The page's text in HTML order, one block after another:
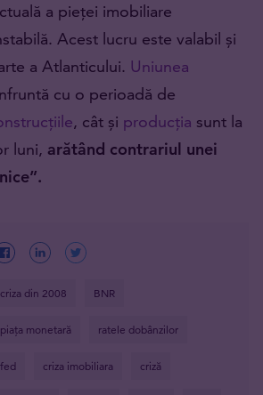
a pieței imobiliare
Acest lucru este valabil și
a Atlanticului. Uniunea
cu o perioadă de
, cât și producția sunt la
luni, arătând contrariul unei
criza din 2008 BNR
piața monetară ratele dobânzilor
fed criza imobiliara criză